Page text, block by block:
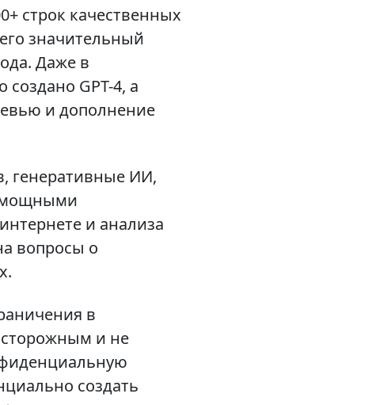
строк качественных
значительный
Даже в
GPT-4, а
и дополнение
генеративные ИИ,
мощными
и анализа
вопросы о
в
и не
создать